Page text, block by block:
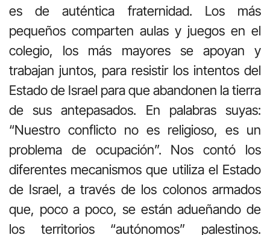
es de auténtica fraternidad. Los más
pequeños comparten aulas y juegos en el
colegio, los más mayores se apoyan y
trabajan juntos, para resistir los intentos del
Estado de Israel para que abandonen la tierra
de sus antepasados. En palabras suyas:
“Nuestro conflicto no es religioso, es un
problema de ocupación”. Nos contó los
diferentes mecanismos que utiliza el Estado
de Israel, a través de los colonos armados
que, poco a poco, se están adueñando de
los territorios “autónomos” palestinos.